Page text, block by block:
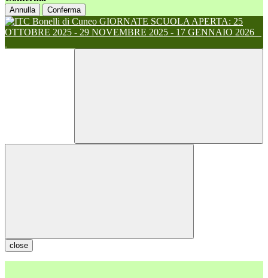
Annulla Conferma
GIORNATE SCUOLA APERTA: 25
OTTOBRE 2025 - 29 NOVEMBRE 2025 - 17 GENNAIO 2026
close